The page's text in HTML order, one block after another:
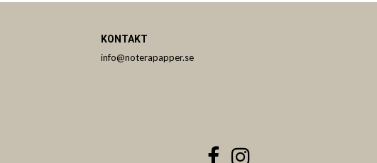
KONTAKT
info@noterapapper.se